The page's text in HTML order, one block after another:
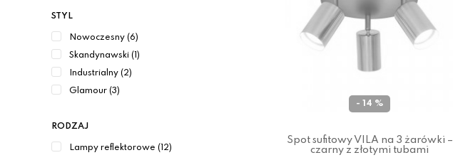
STYL
Nowoczesny (6)
Skandynawski (1)
Industrialny (2)
Glamour (3)
RODZAJ
Lampy reflektorowe (12)
- 14 %
Spot sufitowy VILA na 3 żarówki –
czarny z złotymi tubami